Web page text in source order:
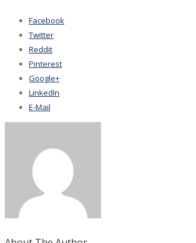
Facebook
Twitter
Reddit
Pinterest
Google+
LinkedIn
E-Mail